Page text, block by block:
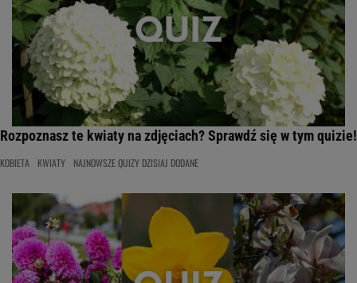
Rozpoznasz te kwiaty na zdjęciach? Sprawdź się w tym quizie!
KOBIETA KWIATY NAJNOWSZE QUIZY DZISIAJ DODANE